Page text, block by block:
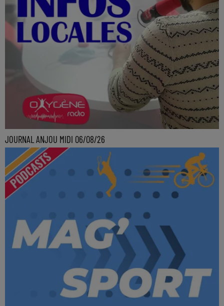
JOURNAL ANJOU MIDI 06/08/26